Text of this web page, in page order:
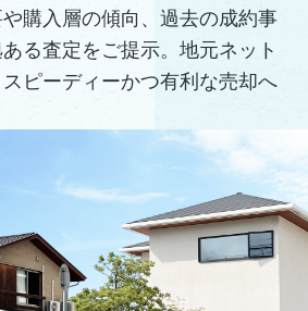
購入層の傾向、過去の成約事
る査定をご提示。地元ネット
ピーディーかつ有利な売却へ